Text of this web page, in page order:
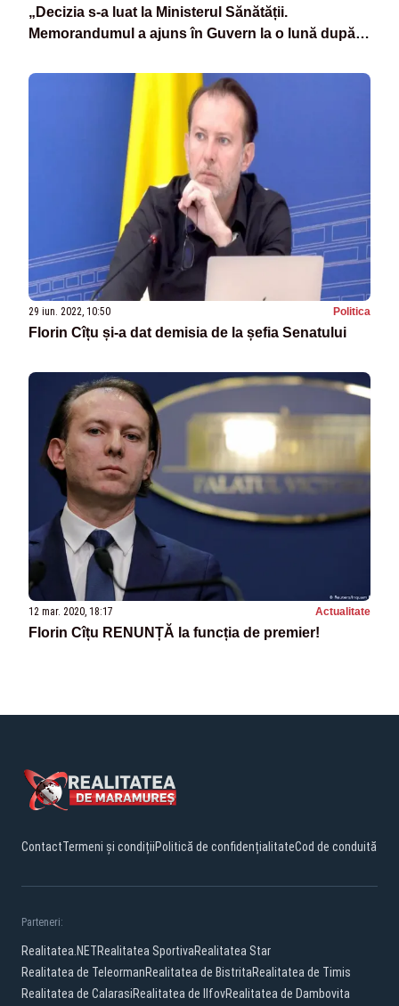
„Decizia s-a luat la Ministerul Sănătății.
Memorandumul a ajuns în Guvern la o lună după
29 iun. 2022, 10:50 Politica
Florin Cîțu și-a dat demisia de la șefia Senatului
12 mar. 2020, 18:17 Actualitate
Florin Cîțu RENUNȚĂ la funcția de premier!
ContactTermeni și condițiiPolitică de confidențialitateCod de conduită
Parteneri:
Realitatea.NETRealitatea SportivaRealitatea Star
Realitatea de TeleormanRealitatea de BistritaRealitatea de Timis
Realitatea de CalarasiRealitatea de IlfovRealitatea de Dambovita